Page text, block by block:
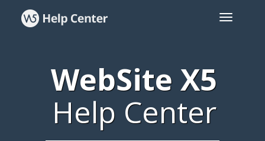
WebSite X5
Help Center